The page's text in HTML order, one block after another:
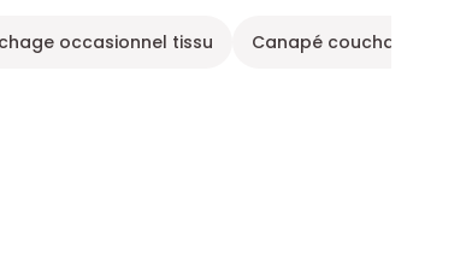
occasionnel tissu Canapé couchage